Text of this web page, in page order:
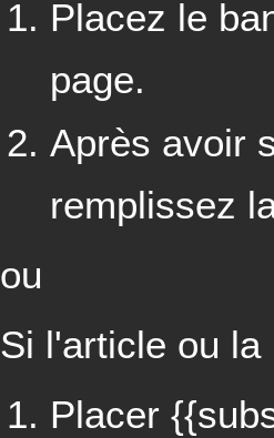
Placez le
page.
Après avoir
remplissez
ou
Si l'article ou
Placer